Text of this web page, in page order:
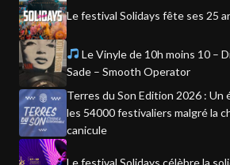
Le festival Solidays fête ses 25
Le Vinyle de 10h moins 10 –
Sade – Smooth Operator
Terres du Son Edition 2026 : Un
les 54000 festivaliers malgré la
canicule
Le festival Solidays célèbre la